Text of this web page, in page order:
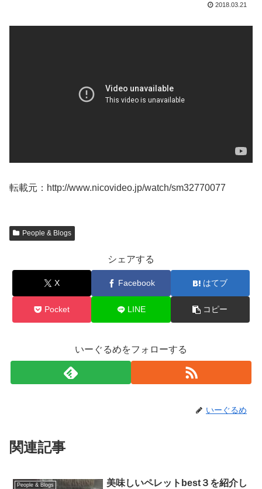
2018.03.21
転載元：http://www.nicovideo.jp/watch/sm32770077
People & Blogs
シェアする
X Facebook はてブ
Pocket LINE コピー
いーぐるめをフォローする
いーぐるめ
関連記事
People & Blogs
美味しいペレットbest３を紹介し